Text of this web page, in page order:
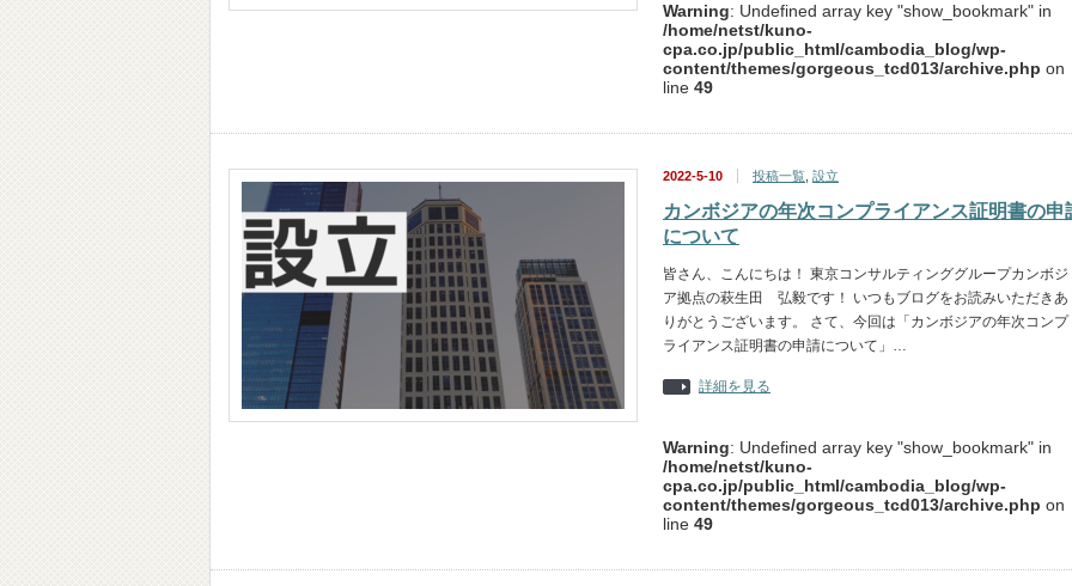
Warning: Undefined array key "show_bookmark" in
/home/netst/kuno-
cpa.co.jp/public_html/cambodia_blog/wp-
content/themes/gorgeous_tcd013/archive.php on
line 49
2022-5-10 投稿一覧 設立
カンボジアの年次コンプライアンス証明書の申
について
皆さん、こんにちは！ 東京コンサルティンググループカンボジ
ア拠点の萩生田 弘毅です！ いつもブログをお読みいただきあ
りがとうございます。 さて、今回は「カンボジアの年次コンプ
ライアンス証明書の申請について」…
詳細を見る
Warning: Undefined array key "show_bookmark" in
/home/netst/kuno-
cpa.co.jp/public_html/cambodia_blog/wp-
content/themes/gorgeous_tcd013/archive.php on
line 49